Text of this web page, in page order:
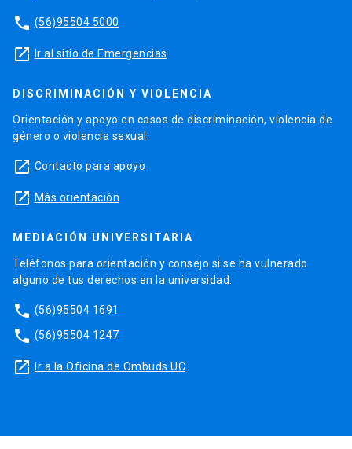
phone (56)95504 5000
launch Ir al sitio de Emergencias
DISCRIMINACIÓN Y VIOLENCIA
Orientación y apoyo en casos de discriminación, violencia de
género o violencia sexual.
launch Contacto para apoyo
launch Más orientación
MEDIACIÓN UNIVERSITARIA
Teléfonos para orientación y consejo si se ha vulnerado
alguno de tus derechos en la universidad.
phone (56)95504 1691
phone (56)95504 1247
launch Ir a la Oficina de Ombuds UC